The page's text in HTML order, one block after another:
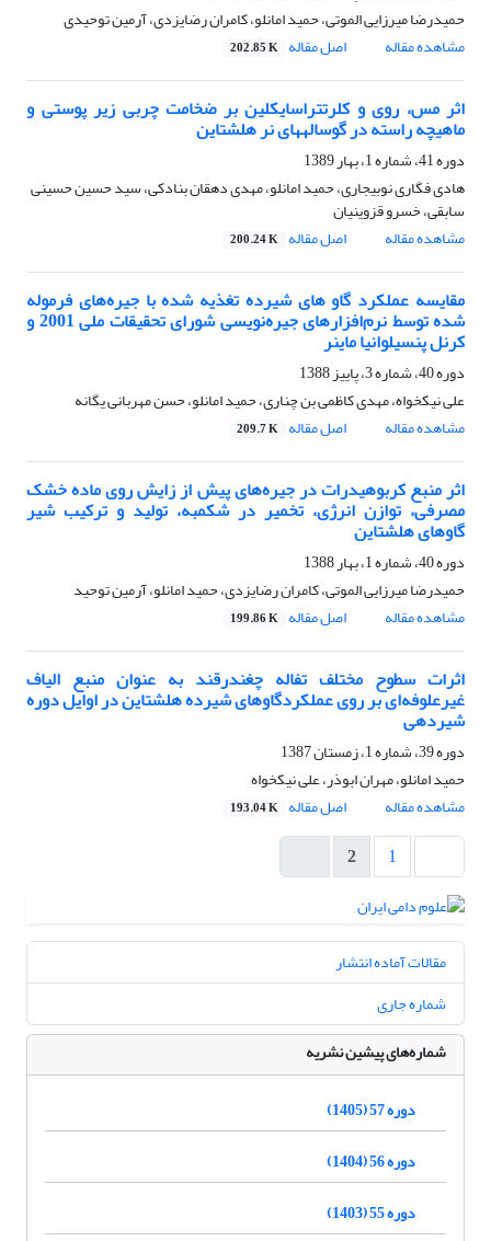
حمیدرضا میرزایی الموتی، حمید امانلو، کامران رضایزدی، آرمین توحیدی
مشاهده مقاله
اصل مقاله 202.85 K
اثر مس، روی و کلرتتراسایکلین بر ضخامت چربی زیر پوستی و
ماهیچه راسته در گوساله‎های نر هلشتاین
دوره 41، شماره 1، بهار 1389
هادی فگاری نوبیجاری، حمید امانلو، مهدی دهقان بنادکی، سید حسین حسینی
سابقی، خسرو قزوینیان
مشاهده مقاله
اصل مقاله 200.24 K
مقایسه عملکرد گاو های شیرده تغذیه شده با جیره‌های فرموله
شده توسط نرم‌افزارهای جیره‌نویسی شورای تحقیقات ملی 2001 و
کرنل پنسیلوانیا ماینر
دوره 40، شماره 3، پاییز 1388
علی نیکخواه، مهدی کاظمی بن چناری، حمید امانلو، حسن مهربانی یگانه
مشاهده مقاله
اصل مقاله 209.7 K
اثر منبع کربوهیدرات در جیره‌های پیش از زایش روی ماده خشک
مصرفی، توازن انرژی، تخمیر در شکمبه، تولید و ترکیب شیر
گاوهای هلشتاین
دوره 40، شماره 1، بهار 1388
حمیدرضا میرزایی الموتی، کامران رضایزدی، حمید امانلو، آرمین توحید
مشاهده مقاله
اصل مقاله 199.86 K
اثرات سطوح مختلف تفاله چغندرقند به عنوان منبع الیاف
غیرعلوفه‌ای بر روی عملکردگاوهای شیرده هلشتاین در اوایل دوره
شیردهی
دوره 39، شماره 1، زمستان 1387
حمید امانلو، مهران ابوذر، علی نیکخواه
مشاهده مقاله
اصل مقاله 193.04 K
1
2
مقالات آماده انتشار
شماره جاری
شماره‌های پیشین نشریه
دوره 57 (1405)
دوره 56 (1404)
دوره 55 (1403)